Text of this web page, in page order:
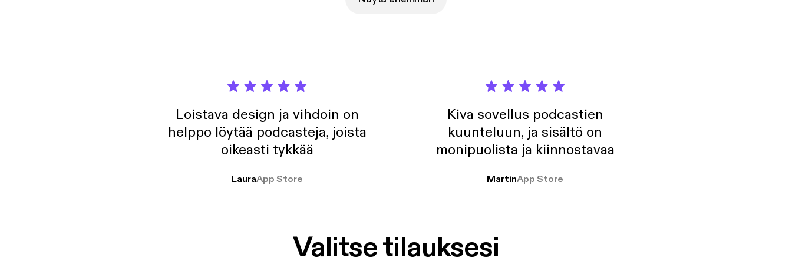
Loistava design ja vihdoin on
helppo löytää podcasteja, joista
oikeasti tykkää
LauraApp Store
Kiva sovellus podcastien
kuunteluun, ja sisältö on
monipuolista ja kiinnostavaa
MartinApp Store
Valitse tilauksesi